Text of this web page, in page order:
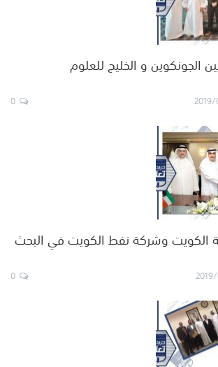
الجونكوين و الخليج للعلوم
الكويت وشركة نفط الكويت في البحث